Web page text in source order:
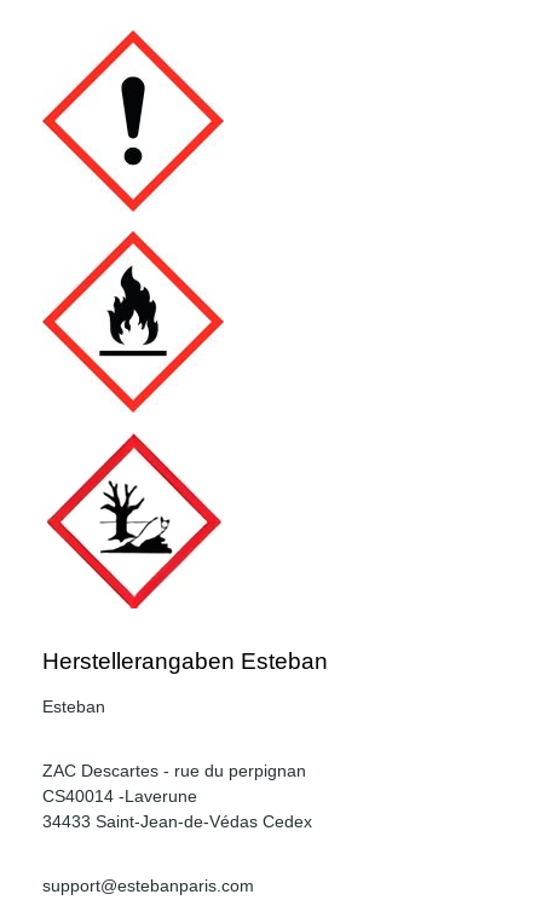
Herstellerangaben Esteban
Esteban
ZAC Descartes - rue du perpignan
CS40014 -Laverune
34433 Saint-Jean-de-Védas Cedex
support@estebanparis.com